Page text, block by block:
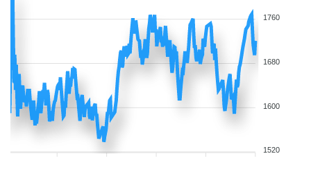
1760
1680
1600
1520